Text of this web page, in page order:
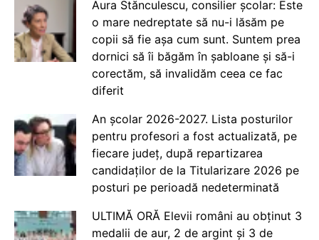
Aura Stănculescu, consilier școlar: Este
o mare nedreptate să nu-i lăsăm pe
copii să fie așa cum sunt. Suntem prea
dornici să îi băgăm în șabloane și să-i
corectăm, să invalidăm ceea ce fac
diferit
An școlar 2026-2027. Lista posturilor
pentru profesori a fost actualizată, pe
fiecare județ, după repartizarea
candidaților de la Titularizare 2026 pe
posturi pe perioadă nedeterminată
ULTIMĂ ORĂ Elevii români au obținut 3
medalii de aur, 2 de argint și 3 de